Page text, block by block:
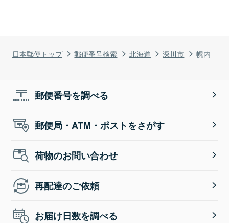
日本郵便トップ 郵便番号検索 北海道 深川市 幌内
郵便番号を調べる
郵便局・ATM・ポストをさがす
荷物のお問い合わせ
再配達のご依頼
お届け日数を調べる